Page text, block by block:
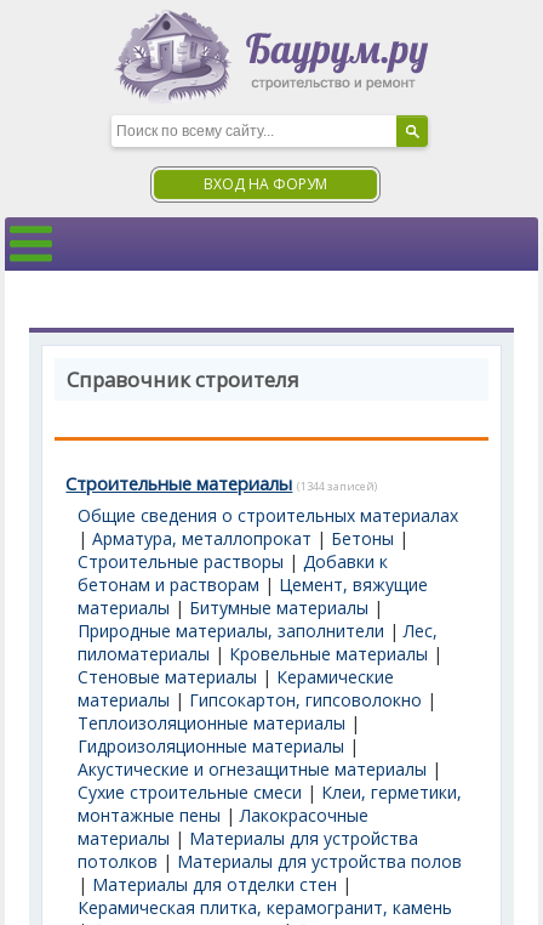
ВХОД НА ФОРУМ
Справочник строителя
Строительные материалы (1344 записей)
Общие сведения о строительных материалах
|Арматура, металлопрокат | Бетоны |
Строительные растворы |Добавки к
бетонам и растворам | Цемент, вяжущие
материалы | Битумные материалы |
Природные материалы, заполнители |Лес,
пиломатериалы | Кровельные материалы |
Стеновые материалы | Керамические
материалы | Гипсокартон, гипсоволокно |
Теплоизоляционные материалы |
Гидроизоляционные материалы |
Акустические и огнезащитные материалы |
Сухие строительные смеси | Клеи, герметики,
монтажные пены |Лакокрасочные
материалы | Материалы для устройства
потолков | Материалы для устройства полов
| Материалы для отделки стен |
Керамическая плитка, керамогранит, камень